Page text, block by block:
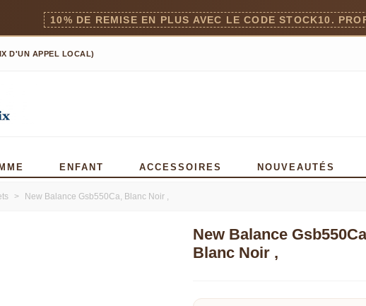
10% DE REMISE EN PLUS AVEC LE CODE STOCK10.
D'UN APPEL LOCAL)
ENFANT ACCESSOIRES NOUVEAUTÉS
> New Balance Gsb550Ca, Blanc Noir ,
New Balance
Blanc Noir ,